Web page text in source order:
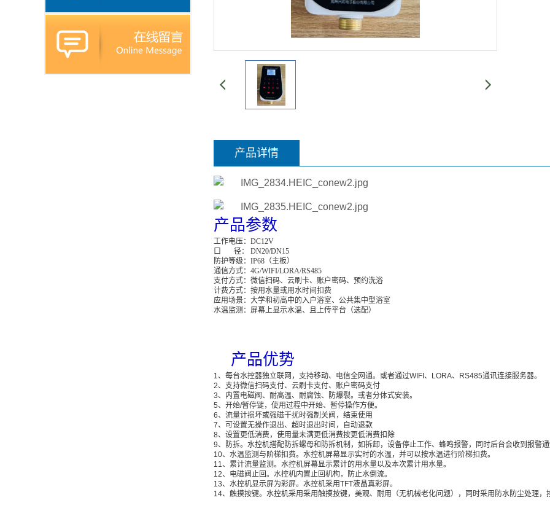
产品详情
产品参数
工作电压：DC12V
口 径： DN20/DN15
防护等级：IP68（主板）
通信方式：4G/WIFI/LORA/RS485
支付方式：微信扫码、云刷卡、账户密码、预约洗浴
计费方式：按用水量或用水时间扣费
应用场景：大学和初高中的入户浴室、公共集中型浴室
水温监测：屏幕上显示水温、且上传平台（选配）
产品优势
1、每台水控器独立联网，支持移动、电信全网通。或者通过WIFI、LORA、RS485通讯连接服务器。
2、支持微信扫码支付、云刷卡支付、账户密码支付
3、内置电磁阀、耐高温、耐腐蚀、防爆裂。或者分体式安装。
5、开始/暂停键，使用过程中开始、暂停操作方便。
6、流量计损坏或强磁干扰时强制关阀，结束使用
7、可设置无操作退出、超时退出时间，自动退款
8、设置更低消费，使用量未满更低消费按更低消费扣除
9、防拆。水控机搭配防拆螺母和防拆机制，如拆卸，设备停止工作、蜂鸣报警，同时后台会收到报警通
10、水温监测与阶梯扣费。水控机屏幕显示实时的水温，并可以按水温进行阶梯扣费。
11、累计流量监测。水控机屏幕显示累计的用水量以及本次累计用水量。
12、电磁阀止回。水控机内置止回机构，防止水倒流。
13、水控机显示屏为彩屏。水控机采用TFT液晶真彩屏。
14、触摸按键。水控机采用采用触摸按键，美观、耐用（无机械老化问题），同时采用防水防尘处理，